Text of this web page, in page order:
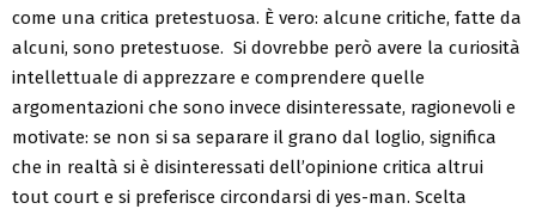
come una critica pretestuosa. È vero: alcune critiche, fatte da
alcuni, sono pretestuose. Si dovrebbe però avere la curiosità
intellettuale di apprezzare e comprendere quelle
argomentazioni che sono invece disinteressate, ragionevoli e
motivate: se non si sa separare il grano dal loglio, significa
che in realtà si è disinteressati dell’opinione critica altrui
tout court e si preferisce circondarsi di yes-man. Scelta